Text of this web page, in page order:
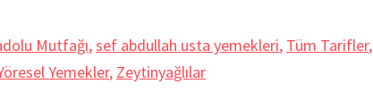
Mutfağı,sef abdullah usta yemekleri, Tüm Tarifler,
Yemekler, Zeytinyağlılar